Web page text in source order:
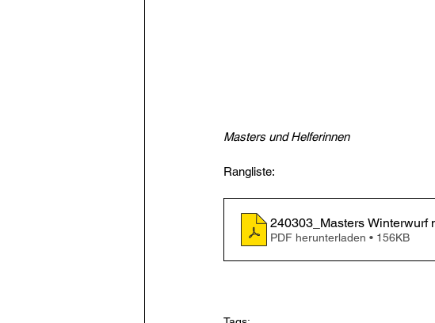
Masters und Helferinnen
Rangliste:
240303_Masters Winterwurf
PDF herunterladen • 156KB